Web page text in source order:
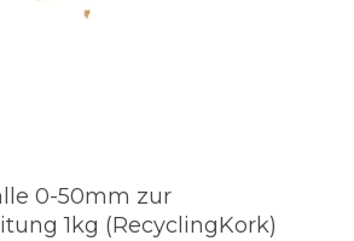
0-50mm zur
1kg (RecyclingKork)